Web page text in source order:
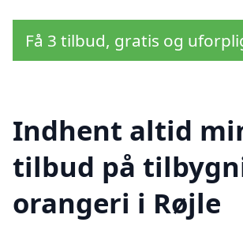
Få 3 tilbud, gratis og
Indhent altid
tilbud på
orangeri i Røjle